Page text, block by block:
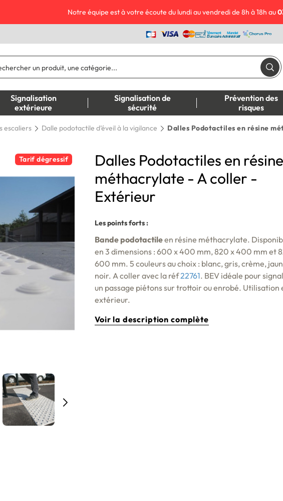
Notre équipe est à votre écoute du lundi au vendredi de 8h à 18h au
Signalisation
extérieure
Signalisation de
sécurité
Prévention des
risques
escaliers Dalle podotactile d’éveil à la vigilance Dalles Podotactiles en résine
Tarif dégressif
Dalles Podotactiles en résine
méthacrylate - A coller -
Extérieur
Les points forts :
Bande podotactileen résine méthacrylate.
en 3 dimensions : 600 x 400 mm, 820 x 400 mm et
600 mm. 5 couleurs au choix : blanc, gris, crème,
noir. A coller avec la réf22761. BEV idéale pour
un passage piétons sur trottoir ou enrobé. Utilisation
extérieur.
Voir la description complète